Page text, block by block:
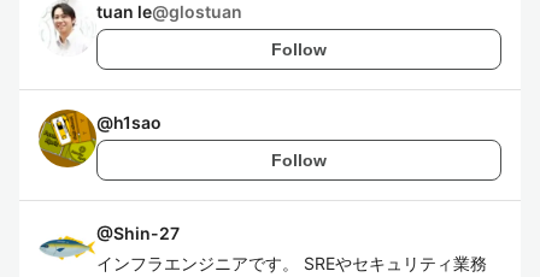
tuan le@glostuan
Follow
@h1sao
Follow
@Shin-27
インフラエンジニアです。 SREやセキュリティ業務